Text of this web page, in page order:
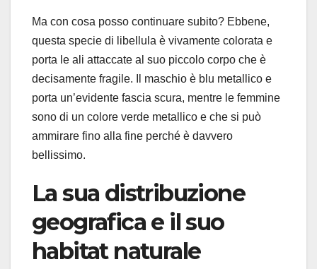
Ma con cosa posso continuare subito? Ebbene,
questa specie di libellula è vivamente colorata e
porta le ali attaccate al suo piccolo corpo che è
decisamente fragile. Il maschio è blu metallico e
porta un’evidente fascia scura, mentre le femmine
sono di un colore verde metallico e che si può
ammirare fino alla fine perché è davvero
bellissimo.
La sua distribuzione
geografica e il suo
habitat naturale